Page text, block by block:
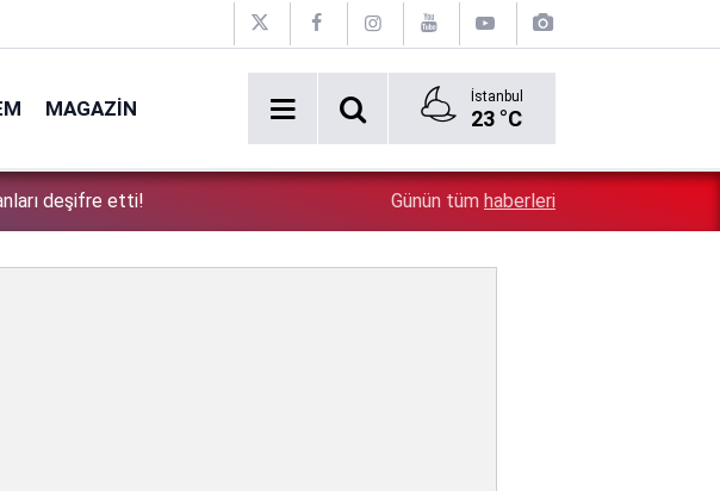
MAGAZIN İstanbul
23 °C
Özgür Özel'e şok! Yüzde 50 ile kazandıkları il, CHP'de
Günün tüm haberleri